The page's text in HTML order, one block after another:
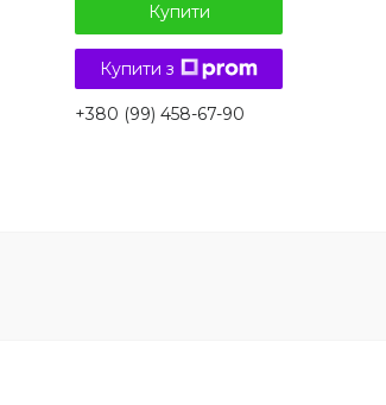
Купити
Купити з
+380 (99) 458-67-90